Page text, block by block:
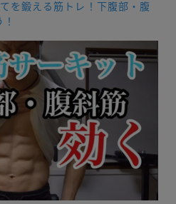
を鍛える筋トレ！下腹部・腹